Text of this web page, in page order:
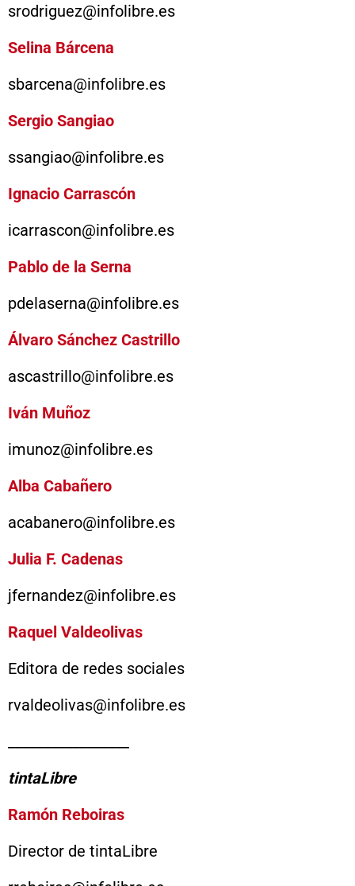
srodriguez@infolibre.es
Selina Bárcena
sbarcena@infolibre.es
Sergio Sangiao
ssangiao@infolibre.es
Ignacio Carrascón
icarrascon@infolibre.es
Pablo de la Serna
pdelaserna@infolibre.es
Álvaro Sánchez Castrillo
ascastrillo@infolibre.es
Iván Muñoz
imunoz@infolibre.es
Alba Cabañero
acabanero@infolibre.es
Julia F. Cadenas
jfernandez@infolibre.es
Raquel Valdeolivas
Editora de redes sociales
rvaldeolivas@infolibre.es
tintaLibre
Ramón Reboiras
Director de tintaLibre